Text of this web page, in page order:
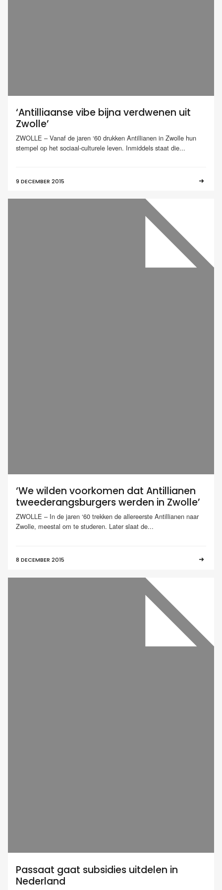
‘Antilliaanse vibe bijna verdwenen uit
Zwolle’
ZWOLLE – Vanaf de jaren ‘60 drukken Antillianen in Zwolle hun
stempel op het sociaal-culturele leven. Inmiddels staat die...
9 DECEMBER 2015
‘We wilden voorkomen dat Antillianen
tweederangsburgers werden in Zwolle’
ZWOLLE – In de jaren ‘60 trekken de allereerste Antillianen naar
Zwolle, meestal om te studeren. Later slaat de...
8 DECEMBER 2015
Passaat gaat subsidies uitdelen in
Nederland